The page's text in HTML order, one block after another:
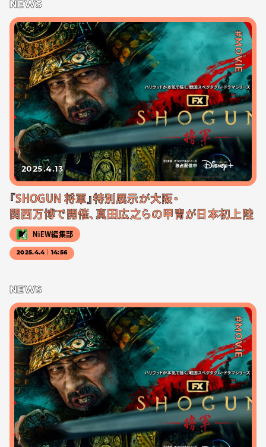
NEWS
#MOVIE
2025.4.13
『SHOGUN 将軍』特別展示が大阪・
関西万博で開催、真田広之らの甲冑が日本初上陸
NiEW編集部
2025.4.4｜14:56
NEWS
#MOVIE